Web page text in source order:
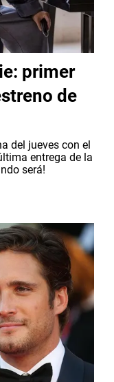
primer
de
del jueves con el
entrega de la
será!